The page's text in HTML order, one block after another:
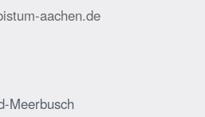
aachen.de
Meerbusch